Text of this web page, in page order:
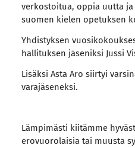
verkostoitua, oppia uutta
suomen kielen opetuksen
Yhdistyksen
hallituksen jäseniksi Jussi
Lisäksi Asta Aro siirtyi
varajäseneksi.
Lämpimästi kiitämme
erovuorolaisia tai muusta